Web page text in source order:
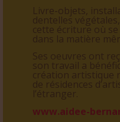
Livre-objets,
dentelles
cette écriture où
dans la matière
Ses oeuvres ont
son travail a
création artistique
de résidences
l’étranger.
www.aidee-